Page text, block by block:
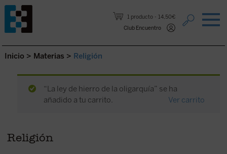
1 producto
14,50€
Club Encuentro
Saltar al contenido.
Inicio > Materias > Religión
“La ley de hierro de la oligarquía” se ha
añadido a tu carrito.
Ver carrito
Religión